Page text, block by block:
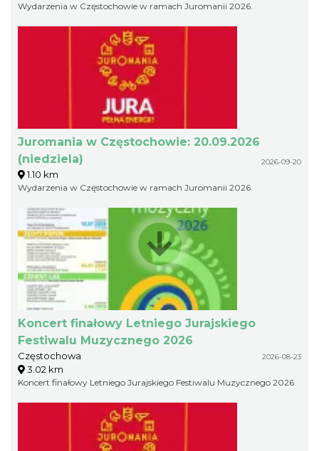
Wydarzenia w Częstochowie w ramach Juromanii 2026.
Juromania w Częstochowie: 20.09.2026
(niedziela)
2026-09-20
1.10 km
Wydarzenia w Częstochowie w ramach Juromanii 2026.
Koncert finałowy Letniego Jurajskiego
Festiwalu Muzycznego 2026
Częstochowa 2026-08-23
3.02 km
Koncert finałowy Letniego Jurajskiego Festiwalu Muzycznego 2026